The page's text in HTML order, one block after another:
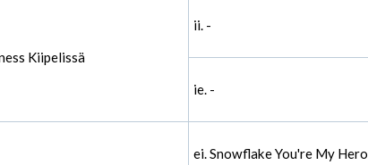
Kiipelissä
ii. -
ie. -
ei. Snowflake You're My Hero